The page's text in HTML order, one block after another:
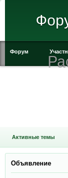
Форум
Активные темы
Объявление